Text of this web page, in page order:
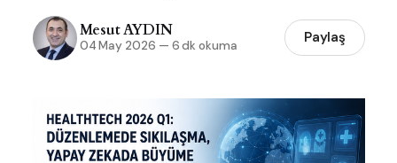
Mesut AYDIN
04 May 2026 — 6 dk okuma Paylaş